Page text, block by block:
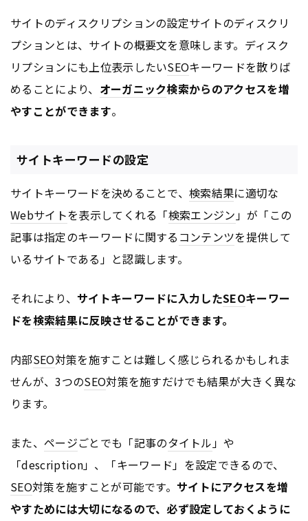
サイトのディスクリプションの設定サイトのディスクリ
プションとは、サイトの概要文を意味します。ディスク
リプションにも上位表示したいSEOキーワードを散りば
めることにより、 オーガニック検索からのアクセスを増
やすことができます。
サイトキーワードの設定
サイトキーワードを決めることで、検索結果に適切な
Webサイトを表示してくれる「検索エンジン」が「この
記事は指定のキーワードに関する コンテンツを提供して
いるサイトである」と認識します。
それにより、 サイトキーワードに入力したSEOキーワー
ドを検索結果に反映させることができます。
内部SEO対策を施すことは難しく感じられるかもしれま
せんが、3つのSEO対策を施すだけでも結果が大きく異な
ります。
また、 ページごとでも「記事のタイトル」や
「description」、「キーワード」を設定できるので、
SEO対策を施すことが可能です。 サイトにアクセスを増
やすためには大切になるので、必ず設定しておくように